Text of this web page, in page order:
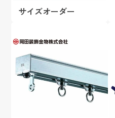
サイズオーダー